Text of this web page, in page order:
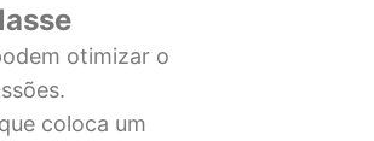
otimizar o
que coloca um